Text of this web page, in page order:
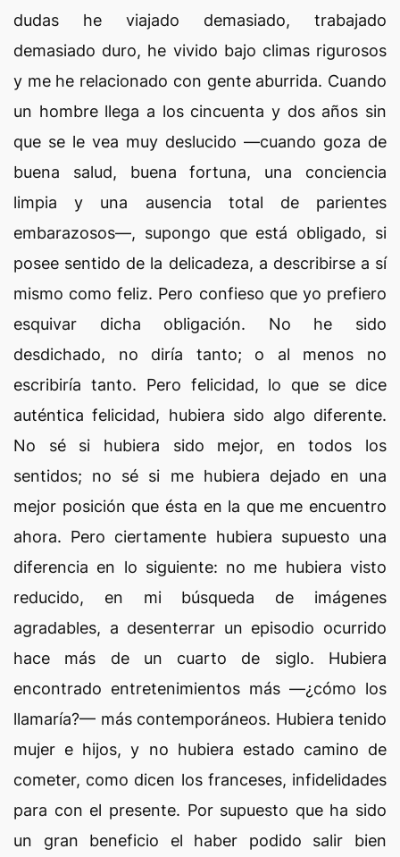
dudas he viajado demasiado, trabajado
demasiado duro, he vivido bajo climas rigurosos
y me he relacionado con gente aburrida. Cuando
un hombre llega a los cincuenta y dos años sin
que se le vea muy deslucido —cuando goza de
buena salud, buena fortuna, una conciencia
limpia y una ausencia total de parientes
embarazosos—, supongo que está obligado, si
posee sentido de la delicadeza, a describirse a sí
mismo como feliz. Pero confieso que yo prefiero
esquivar dicha obligación. No he sido
desdichado, no diría tanto; o al menos no
escribiría tanto. Pero felicidad, lo que se dice
auténtica felicidad, hubiera sido algo diferente.
No sé si hubiera sido mejor, en todos los
sentidos; no sé si me hubiera dejado en una
mejor posición que ésta en la que me encuentro
ahora. Pero ciertamente hubiera supuesto una
diferencia en lo siguiente: no me hubiera visto
reducido, en mi búsqueda de imágenes
agradables, a desenterrar un episodio ocurrido
hace más de un cuarto de siglo. Hubiera
encontrado entretenimientos más —¿cómo los
llamaría?— más contemporáneos. Hubiera tenido
mujer e hijos, y no hubiera estado camino de
cometer, como dicen los franceses, infidelidades
para con el presente. Por supuesto que ha sido
un gran beneficio el haber podido salir bien